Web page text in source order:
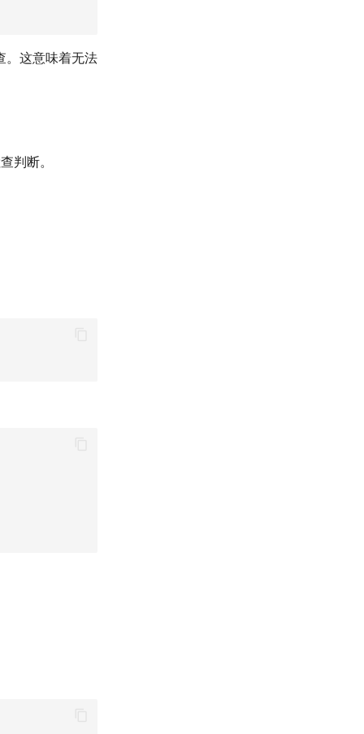
。这意味着无法
判断。